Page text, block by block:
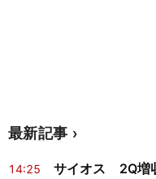
最新記事
14:25
サイオス 2Q増